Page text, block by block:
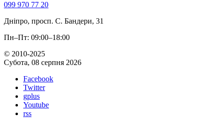
099 970 77 20
Дніпро, просп. С. Бандери, 31
Пн–Пт: 09:00–18:00
© 2010-2025
Субота, 08 серпня 2026
Facebook
Twitter
gplus
Youtube
rss